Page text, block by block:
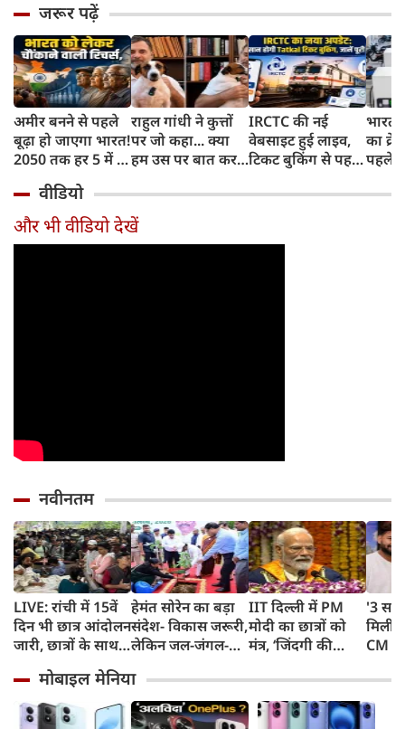
जरूर पढ़ें
अमीर बनने से पहले
बूढ़ा हो जाएगा भारत!
2050 तक हर 5 में 1
साल से ज्यादा उम्र का
राहुल गांधी ने कुत्तों
पर जो कहा... क्या
हम उस पर बात कर
IRCTC की नई
वेबसाइट हुई लाइव,
टिकट बुकिंग से पहले
काम, जानें पूरा
भारत
का
पहले
और
वीडियो
और भी वीडियो देखें
नवीनतम
LIVE: रांची में 15वें
दिन भी छात्र आंदोलन
जारी, छात्रों के साथ
हेमंत सोरेन का बड़ा
संदेश- विकास जरूरी,
लेकिन जल-जंगल-
नहीं
IIT दिल्ली में PM
मोदी का छात्रों को
मंत्र, ‘जिंदगी की
ऑफ सिलेबस’,
चुनौतियों से मत
घबराना
'3
CM
हूं काम
मोबाइल मेनिया